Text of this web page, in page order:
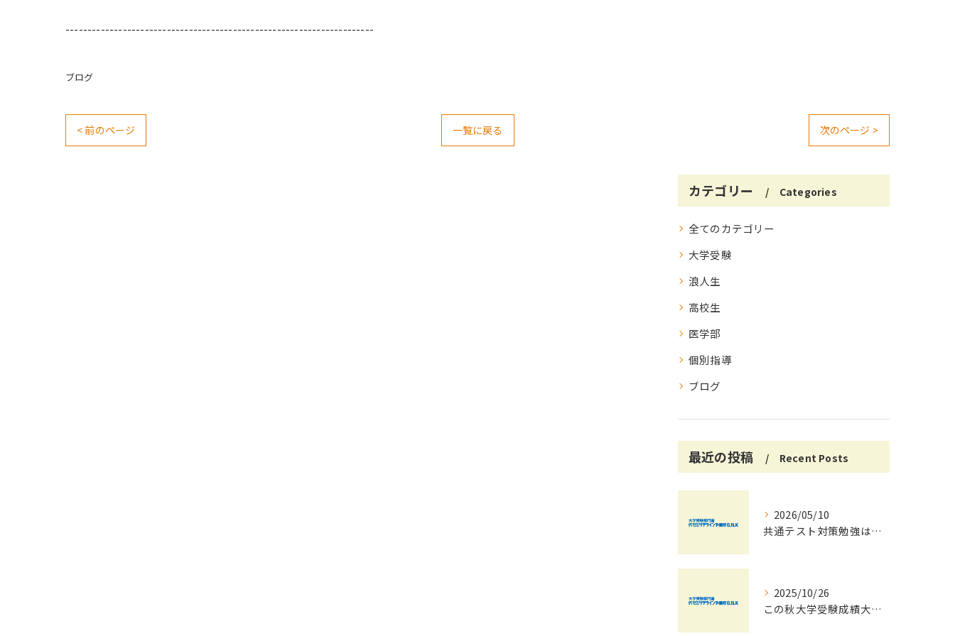
----------------------------------------------------------------------
ブログ
< 前のページ 一覧に戻る 次のページ >
カテゴリー Categories
全てのカテゴリー
大学受験
浪人生
高校生
医学部
個別指導
ブログ
最近の投稿 Recent Posts
2026/05/10
共通テスト対策勉強は早めに始めましょう！
2025/10/26
この秋大学受験成績大幅UPの秘訣